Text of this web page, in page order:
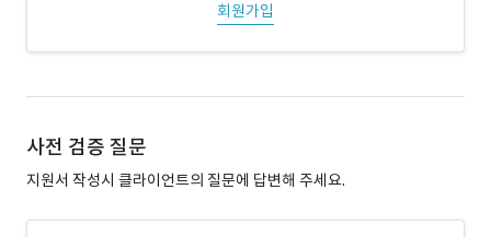
회원가입
사전 검증 질문
지원서 작성시 클라이언트의 질문에 답변해 주세요.